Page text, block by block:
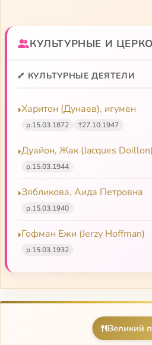
КУЛЬТУРНЫЕ И
КУЛЬТУРНЫЕ ДЕЯТЕЛИ
Харитон (Дунаев), игумен
р.15.03.1872 †27.10.1947
Дуайон, Жак (Jacques Doillon)
р.15.03.1944
Зябликова, Аида Петровна
р.15.03.1940
Гофман Ежи (Jerzy Hoffman)
р.15.03.1932
Великий